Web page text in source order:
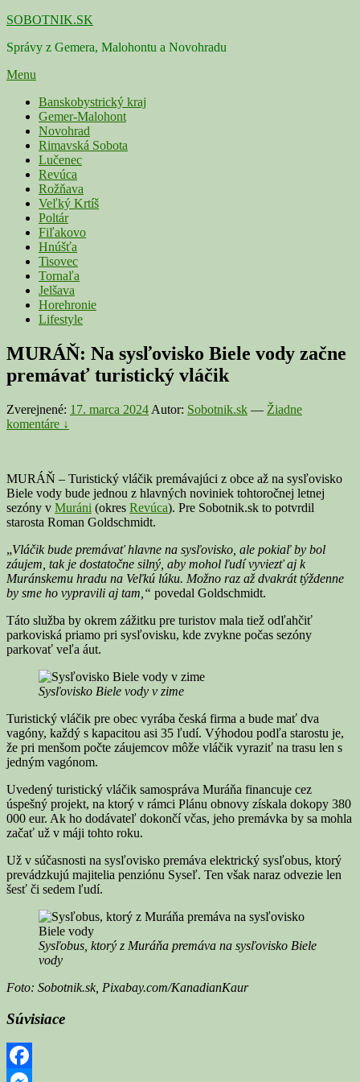
Skip
content
SOBOTNIK.SK
Správy z Gemera, Malohontu a Novohradu
Menu
Primárne
menu
Banskobystrický kraj
Gemer-Malohont
Novohrad
Rimavská Sobota
Lučenec
Revúca
Rožňava
Veľký Krtíš
Poltár
Fiľakovo
Hnúšťa
Tisovec
Tornaľa
Jelšava
Horehronie
Lifestyle
MURÁŇ: Na sysľovisko Biele vody začne
premávať turistický vláčik
Zverejnené: 17. marca 2024 Autor: Sobotnik.sk — Žiadne
komentáre ↓
MURÁŇ – Turistický vláčik premávajúci z obce až na sysľovisko
Biele vody bude jednou z hlavných noviniek tohtoročnej letnej
sezóny v Muráni (okres Revúca). Pre Sobotnik.sk to potvrdil
starosta Roman Goldschmidt.
„Vláčik bude premávať hlavne na sysľovisko, ale pokiaľ by bol
záujem, tak je dostatočne silný, aby mohol ľudí vyviezť aj k
Muránskemu hradu na Veľkú lúku. Možno raz až dvakrát týždenne
by sme ho vypravili aj tam,“ povedal Goldschmidt.
Táto služba by okrem zážitku pre turistov mala tiež odľahčiť
parkoviská priamo pri sysľovisku, kde zvykne počas sezóny
parkovať veľa áut.
Sysľovisko Biele vody v zime
Turistický vláčik pre obec vyrába česká firma a bude mať dva
vagóny, každý s kapacitou asi 35 ľudí. Výhodou podľa starostu je,
že pri menšom počte záujemcov môže vláčik vyraziť na trasu len s
jedným vagónom.
Uvedený turistický vláčik samospráva Muráňa financuje cez
úspešný projekt, na ktorý v rámci Plánu obnovy získala dokopy 380
000 eur. Ak ho dodávateľ dokončí včas, jeho premávka by sa mohla
začať už v máji tohto roku.
Už v súčasnosti na sysľovisko premáva elektrický sysľobus, ktorý
prevádzkujú majitelia penziónu Syseľ. Ten však naraz odvezie len
šesť či sedem ľudí.
Sysľobus, ktorý z Muráňa premáva na sysľovisko Biele
vody
Foto: Sobotnik.sk, Pixabay.com/KanadianKaur
Súvisiace